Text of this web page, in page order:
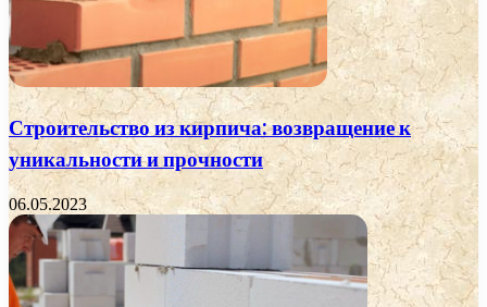
Строительство из кирпича: возвращение к
уникальности и прочности
06.05.2023